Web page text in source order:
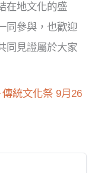
在地文化的盛
同參與，也歡迎
同見證屬於大家
統文化祭 9月26